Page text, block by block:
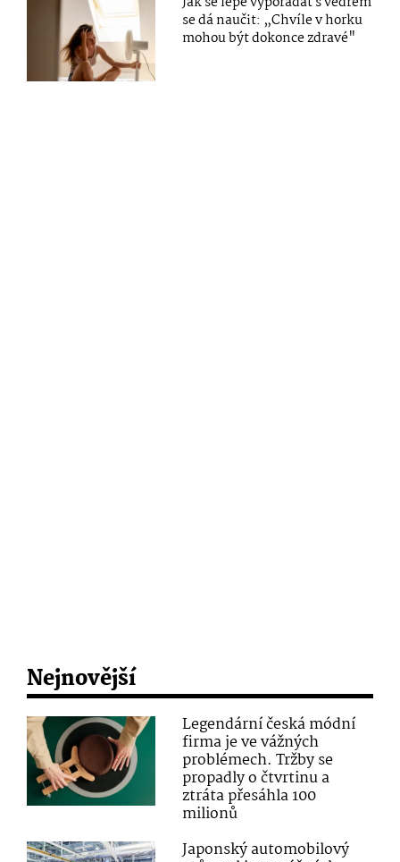
se dá naučit: „Chvíle v horku
mohou být dokonce zdravé"
Nejnovější
Legendární česká módní
firma je ve vážných
problémech. Tržby se
propadly o čtvrtinu a
ztráta přesáhla 100
milionů
Japonský automobilový